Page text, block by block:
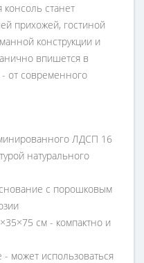
консоль станет
прихожей, гостиной
конструкции и
впишется в
от современного
ЛДСП 16
натурального
с порошковым
см - компактно и
может использоваться